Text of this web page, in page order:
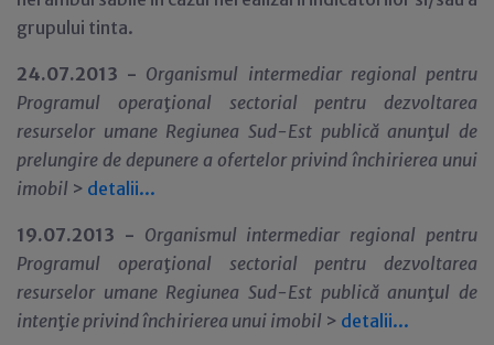
grupului tinta.
24.07.2013 - Organismul intermediar regional pentru
Programul operaţional sectorial pentru dezvoltarea
resurselor umane Regiunea Sud-Est publică anunţul de
prelungire de depunere a ofertelor privind închirierea unui
imobil > detalii...
19.07.2013 - Organismul intermediar regional pentru
Programul operaţional sectorial pentru dezvoltarea
resurselor umane Regiunea Sud-Est publică anunţul de
intenţie privind închirierea unui imobil > detalii...